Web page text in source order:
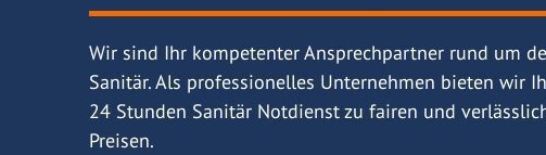
Wir sind Ihr kompetenter Ansprechpartner rund um
Sanitär. Als professionelles Unternehmen bieten wir
24 Stunden Sanitär Notdienst zu fairen und
Preisen.